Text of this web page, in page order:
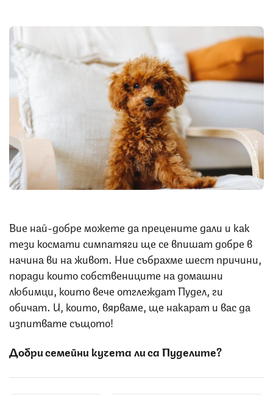
Снимка: iStock
Вие най-добре можете да прецените дали и как
тези космати симпатяги ще се впишат добре в
начина ви на живот. Ние събрахме шест причини,
поради които собствениците на домашни
любимци, които вече отглеждат Пудел, ги
обичат. И, които, вярваме, ще накарат и вас да
изпитвате същото!
Добри семейни кучета ли са Пуделите?